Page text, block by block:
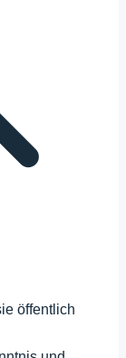
öffentlich